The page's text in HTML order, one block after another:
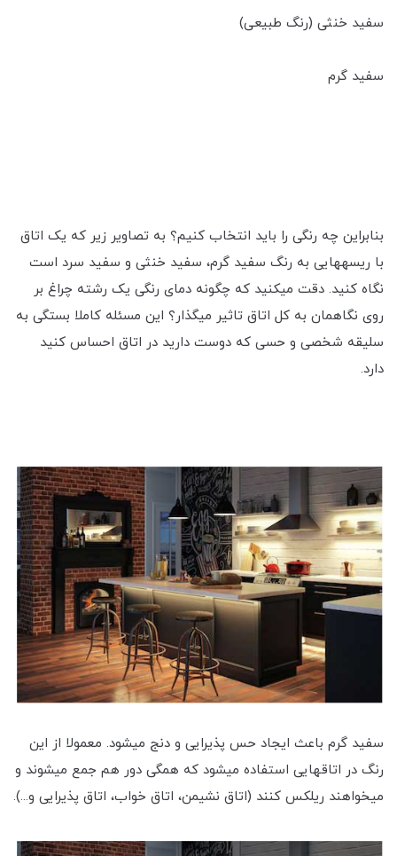
سفید خنثی (رنگ طبیعی)
سفید گرم
بنابراین چه رنگی را باید انتخاب کنیم؟ به تصاویر زیر که یک اتاق
با ریسه‎هایی به رنگ سفید گرم، سفید خنثی و سفید سرد است
نگاه کنید. دقت می‎کنید که چگونه دمای رنگی یک رشته چراغ بر
روی نگاهمان به کل اتاق تاثیر می‎گذار؟ این مسئله کاملا بستگی به
سلیقه شخصی و حسی که دوست دارید در اتاق احساس کنید
دارد.
سفید گرم باعث ایجاد حس پذیرایی و دنج می‎شود. معمولا از این
رنگ در اتاق‎هایی استفاده می‎شود که همگی دور هم جمع می‎شوند و
می‎خواهند ریلکس کنند (اتاق نشیمن، اتاق خواب، اتاق پذیرایی و...).